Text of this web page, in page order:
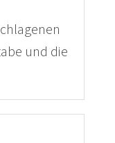
und die